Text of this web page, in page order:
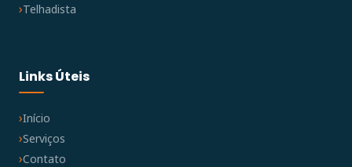
Telhadista
Links Úteis
Início
Serviços
Contato